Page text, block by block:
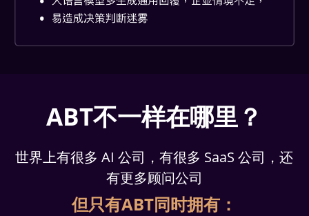
ABT不一样在哪里？
世界上有很多 AI 公司，有很多 SaaS 公司，还
有更多顾问公司
但只有ABT同时拥有：